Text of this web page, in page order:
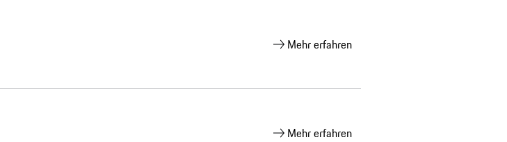
Mehr erfahren
Mehr erfahren